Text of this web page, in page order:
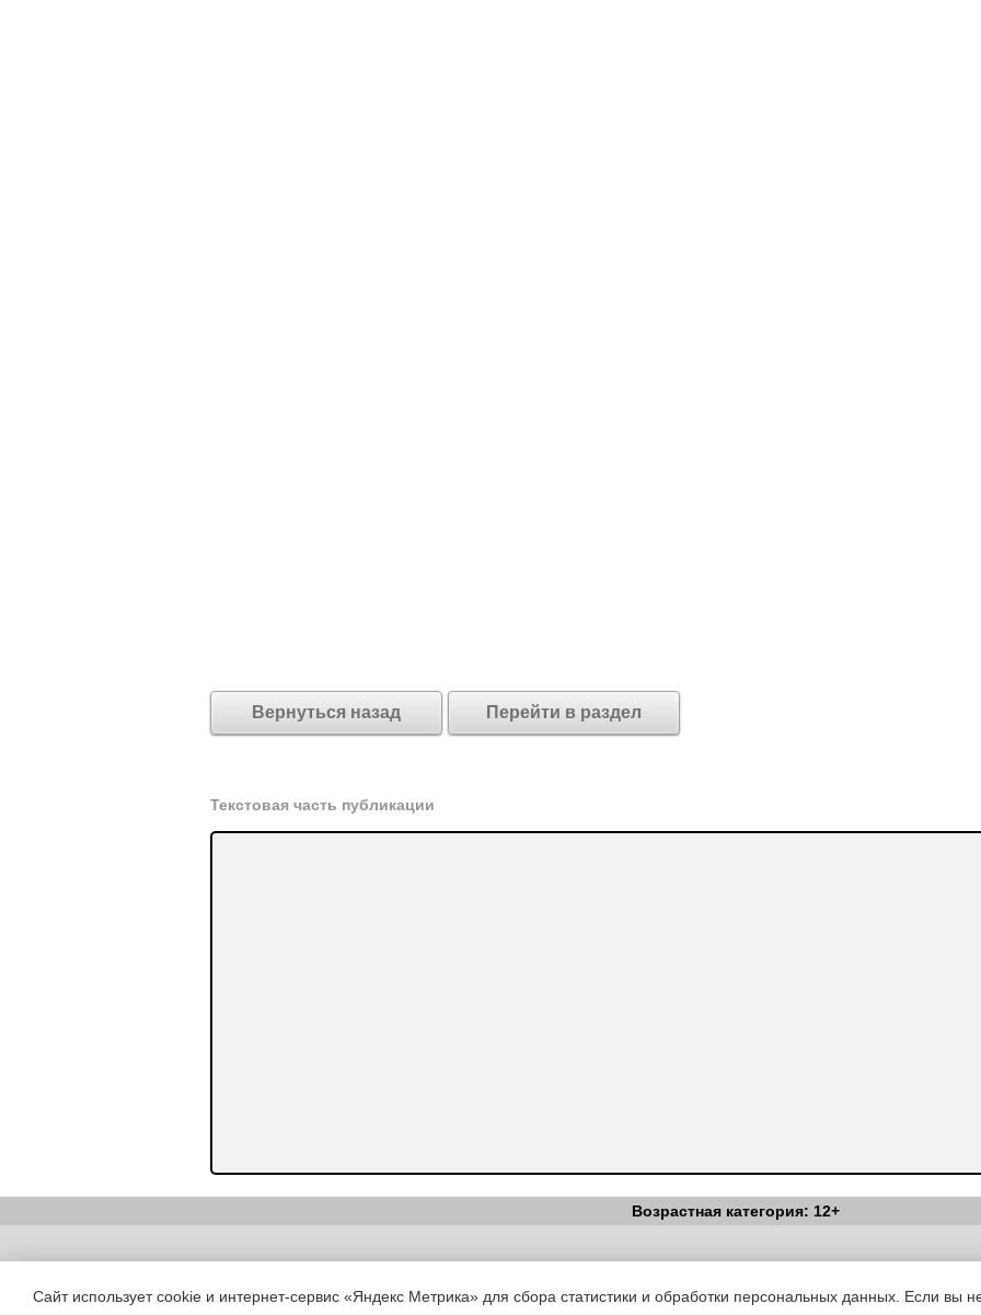
Вернуться назад Перейти в раздел
Текстовая часть публикации
Возрастная категория: 12+
Copyright (c) |Вестник Педагога|Об издании|Условия|Политика
Сайт использует cookie и интернет-сервис «Яндекс Метрика» для сбора статистики и обработки персональных данных. Если вы